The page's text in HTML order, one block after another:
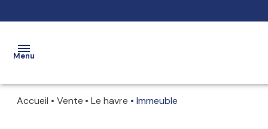
Menu
Accueil Vente Le havre Immeuble